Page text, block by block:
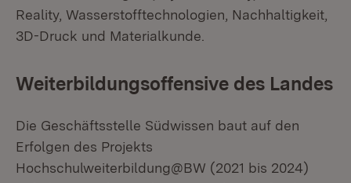
Reality, Wasserstofftechnologien, Nachhaltigkeit,
3D-Druck und Materialkunde.
Weiterbildungsoffensive des Landes
Die Geschäftsstelle Südwissen baut auf den
Erfolgen des Projekts
Hochschulweiterbildung@BW (2021 bis 2024)